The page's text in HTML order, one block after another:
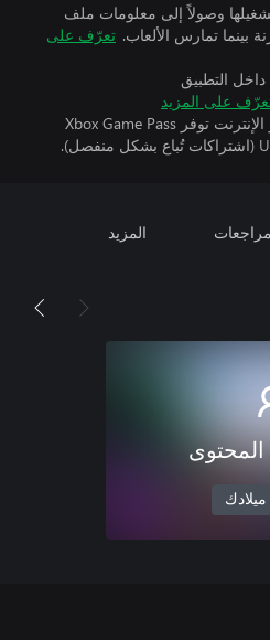
وصولاً إلى معلومات ملف
تعرّف على
التطبيق
على المزيد
تتطلب اللعبة متعددة اللاعبين عبر الإنترنت توفر Xbox Game Pass
المزيد
ميلادك